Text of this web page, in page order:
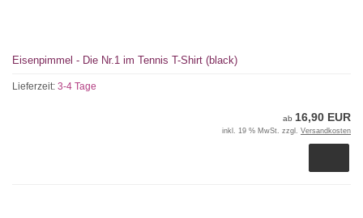
Eisenpimmel - Die Nr.1 im Tennis T-Shirt (black)
Lieferzeit: 3-4 Tage
ab 16,90 EUR
inkl. 19 % MwSt. zzgl. Versandkosten